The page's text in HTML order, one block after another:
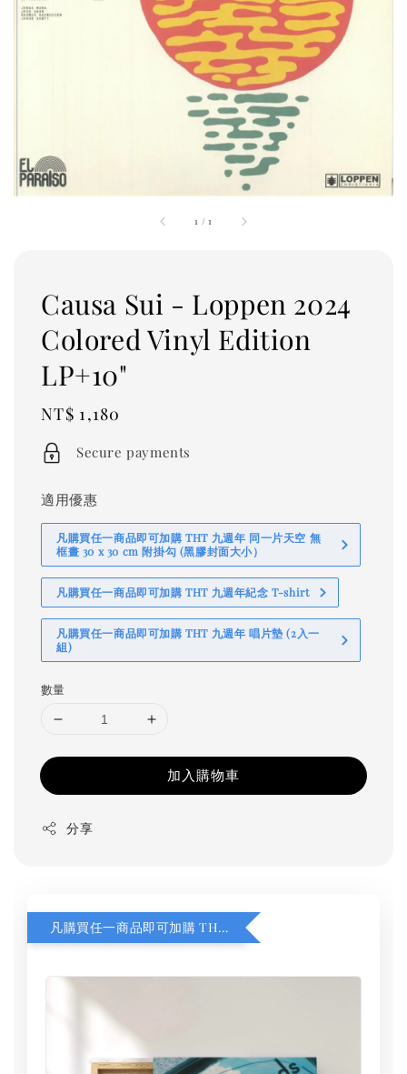
1 /1
Causa Sui - Loppen 2024
Colored Vinyl Edition
LP+10"
Regular
price
NT$ 1,180
Secure payments
適用優惠
凡購買任一商品即可加購 THT 九週年 同一片天空 無
框畫 30 x 30 cm 附掛勾 (黑膠封面大小）
凡購買任一商品即可加購 THT 九週年紀念 T-shirt
凡購買任一商品即可加購 THT 九週年 唱片墊 (2入一
組)
數量
加入購物車
分享
凡購買任一商品即可加購 THT 九週年 同一片天空 無框畫 30 x 30 cm 附掛勾 (黑膠封面大小）